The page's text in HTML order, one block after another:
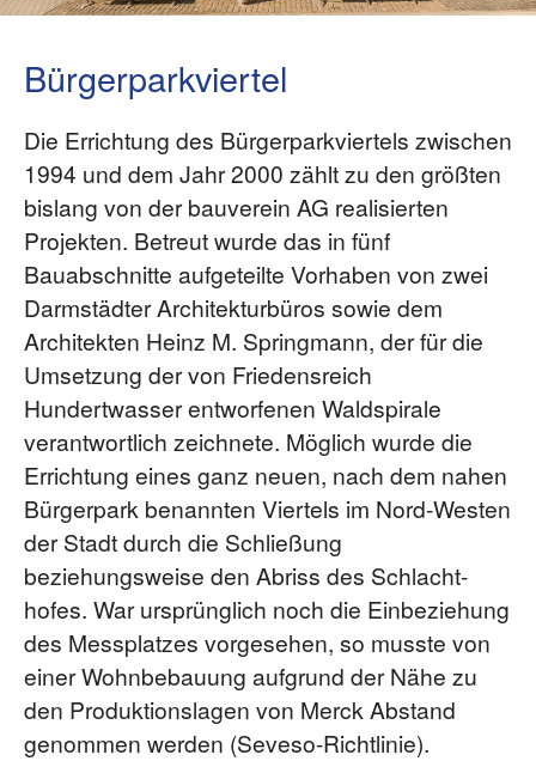
Bürgerparkviertel
Die Errichtung des Bürgerparkviertels zwischen
1994 und dem Jahr 2000 zählt zu den größten
bislang von der bauverein AG realisierten
Projekten. Betreut wurde das in fünf
Bauabschnitte aufgeteilte Vorhaben von zwei
Darmstädter Architekturbüros sowie dem
Architekten Heinz M. Springmann, der für die
Umsetzung der von Friedensreich
Hundertwasser entworfenen Waldspirale
verantwortlich zeichnete. Möglich wurde die
Errichtung eines ganz neuen, nach dem nahen
Bürgerpark benannten Viertels im Nord-Westen
der Stadt durch die Schließung
beziehungsweise den Abriss des Schlacht­
hofes. War ursprünglich noch die Einbeziehung
des Messplatzes vorgesehen, so musste von
einer Wohnbebauung aufgrund der Nähe zu
den Produktionslagen von Merck Abstand
genommen werden (Seveso-Richtlinie).